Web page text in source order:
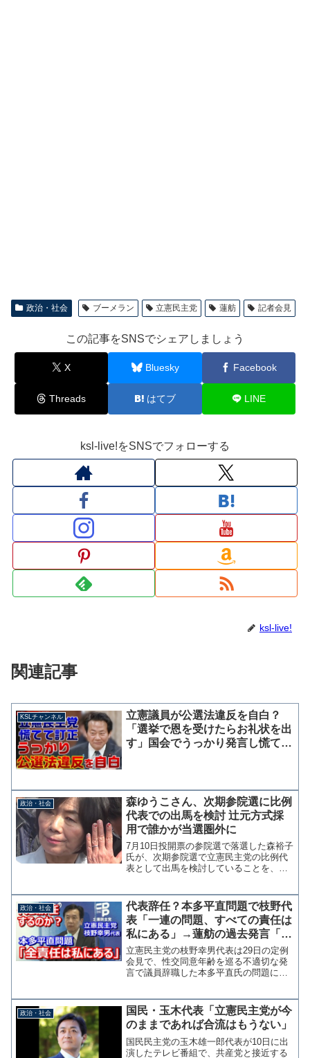
政治・社会 ブーメラン 立憲民主党 蓮舫 記者会見
この記事をSNSでシェアしましょう
X Bluesky Facebook
Threads はてブ LINE
ksl-live!をSNSでフォローする
ksl-live!
関連記事
KSLチャンネル
立憲議員が公選法違反を自白？
「選挙で恩を受けたらお礼状を出
す」国会でうっかり発言し慌てて
政治・社会
森ゆうこさん、次期参院選に比例
代表での出馬を検討 辻元方式採
用で誰かが当選圏外に
7月10日投開票の参院選で落選した森裕子
氏が、次期参院選で立憲民主党の比例代
表として出馬を検討していることを、に
表で立候補する方向で検討 いまのとこ
ろ本人の意思が明確に...
政治・社会
代表辞任？本多平直問題で枝野代
表「一連の問題、すべての責任は
私にある」→蓮舫の過去発言「責
任は感じるものではなく取るも
の」
立憲民主党の枝野幸男代表は29日の定例
会見で、性交同意年齢を巡る不適切な発
言で議員辞職した本多平直氏の問題につ
題発覚当初に「本人が言い過ぎたので撤
回だと言っているのでそ...
政治・社会
国民・玉木代表「立憲民主党が今
のままであれば合流はもうない」
国民民主党の玉木雄一郎代表が10日に出
演したテレビ番組で、共産党と接近する